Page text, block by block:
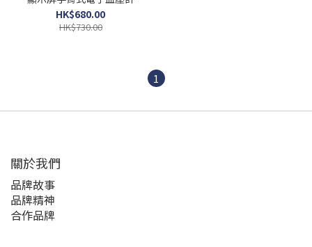
HK$680.00
HK$730.00
1
關於我們
品牌故事
品牌精神
合作品牌